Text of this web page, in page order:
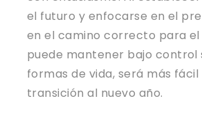
el futuro y enfocarse en el
en el camino correcto para el
puede mantener bajo control
formas de vida, será más
transición al nuevo año.